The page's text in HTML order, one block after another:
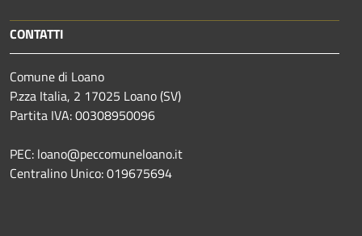
CONTATTI
Comune di Loano
P.zza Italia, 2 17025 Loano (SV)
Partita IVA: 00308950096
PEC: loano@peccomuneloano.it
Centralino Unico: 019675694